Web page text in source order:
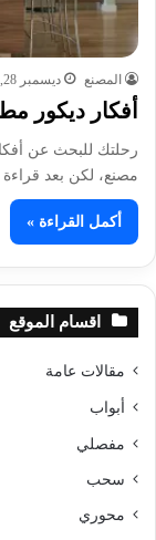
المصنع ديسمبر 28, 2023
أفكار ديكور
رحلتك للبحث عن
مصنع، لكن بعد
أكمل القراءة »
اقسام الموقع
مقالات عامة
أبواب
مفصلي
سحب
محوري